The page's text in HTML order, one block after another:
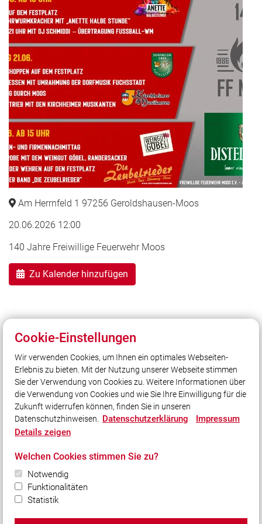
Am Herrnfeld 1 97256 Geroldshausen-Moos
20.06.2026 12:00
140 Jahre Freiwillige Feuerwehr Moos
Zu Kalender hinzufügen
Zurück
04.09.2026
140 Jahre - Freiwillige Feuerwehr Sonderhofen
Quicklinks
Shop
Cookie-Einstellungen
Wir verwenden Cookies, um Ihnen ein optimales Webseiten-
Erlebnis zu bieten. Mit der Nutzung unserer Webseite stimmen
Sie der Verwendung von Cookies zu. Weitere Informationen über
die Verwendung von Cookies und wie Sie Ihre Einwilligung für die
Zukunft widerrufen können, finden Sie in unseren
Datenschutzhinweisen. Datenschutzerklärung
Impressum
Details zeigen
Welchen Cookies stimmen Sie zu?
Notwendig
Funktionalitäten
Statistik